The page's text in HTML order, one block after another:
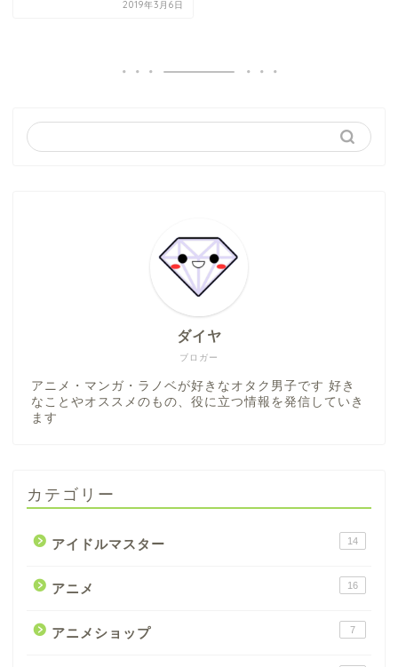
2019年3月6日
ブロガー
ダイヤ
アニメ・マンガ・ラノベが好きなオタク男子です 好き
なことやオススメのもの、役に立つ情報を発信していき
ます
カテゴリー
アイドルマスター 14
アニメ 16
アニメショップ 7